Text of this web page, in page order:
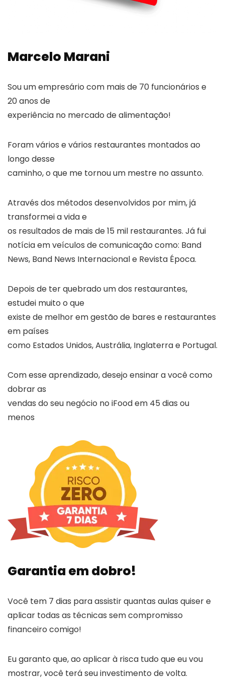
Marcelo Marani
Sou um empresário com mais de 70 funcionários e
20 anos de
experiência no mercado de alimentação!
Foram vários e vários restaurantes montados ao
longo desse
caminho, o que me tornou um mestre no assunto.
Através dos métodos desenvolvidos por mim, já
transformei a vida e
os resultados de mais de 15 mil restaurantes. Já fui
notícia em veículos de comunicação como: Band
News, Band News Internacional e Revista Época.
Depois de ter quebrado um dos restaurantes,
estudei muito o que
existe de melhor em gestão de bares e restaurantes
em países
como Estados Unidos, Austrália, Inglaterra e Portugal.
Com esse aprendizado, desejo ensinar a você como
dobrar as
vendas do seu negócio no iFood em 45 dias ou
menos
Garantia em dobro!
Você tem 7 dias para assistir quantas aulas quiser e
aplicar todas as técnicas sem compromisso
financeiro comigo!
Eu garanto que, ao aplicar à risca tudo que eu vou
mostrar, você terá seu investimento de volta.